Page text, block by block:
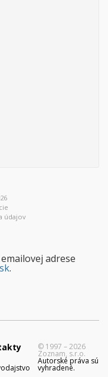
údajov
adrese
.
© 1997 – 2026
Zoznam, s.r.o.
Autorské práva sú
vyhradené.